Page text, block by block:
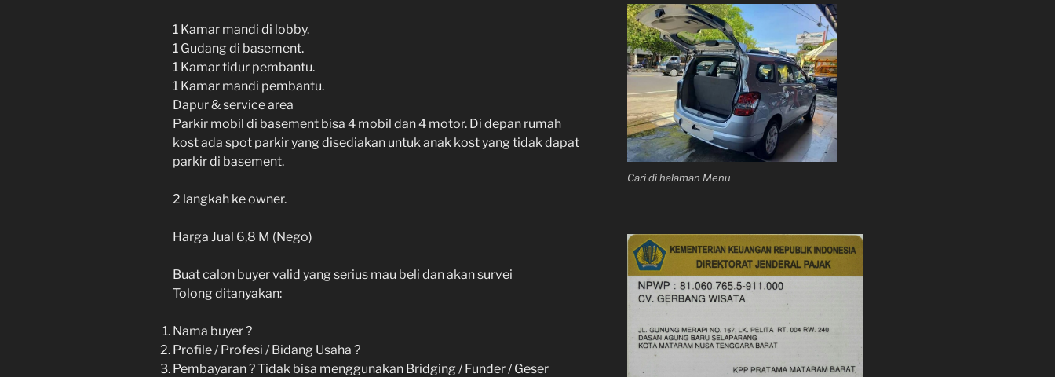
1 Kamar mandi di lobby.
1 Gudang di basement.
1 Kamar tidur pembantu.
1 Kamar mandi pembantu.
Dapur & service area
Parkir mobil di basement bisa 4 mobil dan 4 motor. Di depan rumah
kost ada spot parkir yang disediakan untuk anak kost yang tidak dapat
parkir di basement.
2 langkah ke owner.
Harga Jual 6,8 M (Nego)
Buat calon buyer valid yang serius mau beli dan akan survei
Tolong ditanyakan:
Nama buyer ?
Profile / Profesi / Bidang Usaha ?
Pembayaran ? Tidak bisa menggunakan Bridging / Funder / Geser
Cari di halaman Menu